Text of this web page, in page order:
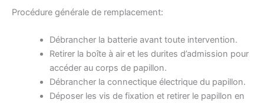
Procédure générale de remplacement:
Débrancher la batterie avant toute intervention.
Retirer la boîte à air et les durites d’admission pour
accéder au corps de papillon.
Débrancher la connectique électrique du papillon.
Déposer les vis de fixation et retirer le papillon en